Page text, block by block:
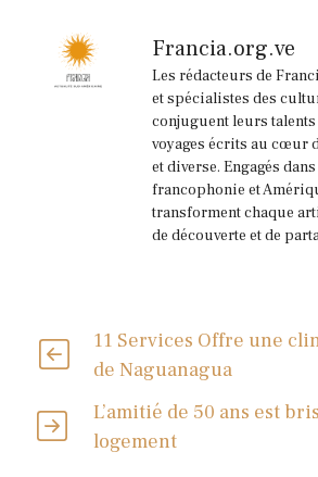
Francia.org.ve
Les rédacteurs de
et spécialistes des
conjuguent leurs
voyages écrits au cœur
et diverse. Engagés
francophonie et
transforment chaque
de découverte et de
11 Services Offre une
de Naguanagua
L’amitié de 50 ans est
logement